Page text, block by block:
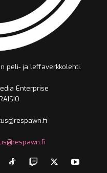
peli- ja leffaverkkolehti.
Enterprise